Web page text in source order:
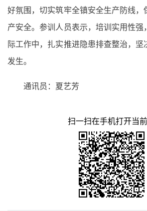
好氛围，切实筑牢全镇安全生产防线
产安全。参训人员表示，培训实用性
际工作中，扎实推进隐患排查整治，
发生。
通讯员：夏艺芳
扫一扫在手机打开当